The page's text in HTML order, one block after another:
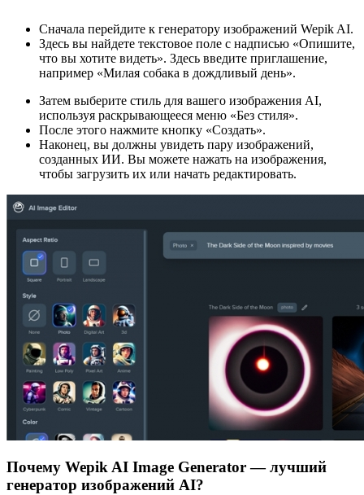
Сначала перейдите к генератору изображений Wepik AI.
Здесь вы найдете текстовое поле с надписью «Опишите,
что вы хотите видеть». Здесь введите приглашение,
например «Милая собака в дождливый день».
Затем выберите стиль для вашего изображения AI,
используя раскрывающееся меню «Без стиля».
После этого нажмите кнопку «Создать».
Наконец, вы должны увидеть пару изображений,
созданных ИИ. Вы можете нажать на изображения,
чтобы загрузить их или начать редактировать.
Почему Wepik AI Image Generator — лучший
генератор изображений AI?